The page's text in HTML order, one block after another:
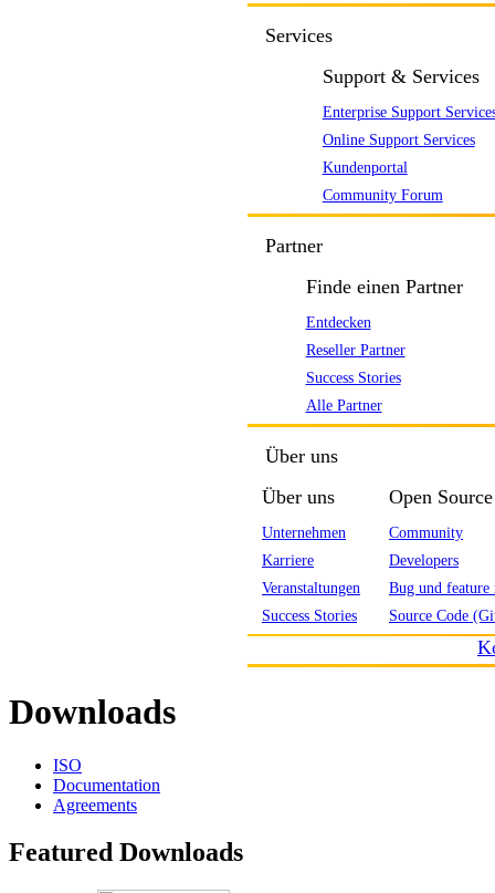
Services
Support & Services
Enterprise Support
Online Support Services
Kundenportal
Community Forum
Partner
Finde einen Partner
Entdecken
Reseller Partner
Success Stories
Alle Partner
Über uns
Über uns
Unternehmen
Karriere
Veranstaltungen
Success Stories
Open Source
Community
Developers
Bug und feature
Source Code
Downloads
ISO
Documentation
Agreements
Featured Downloads